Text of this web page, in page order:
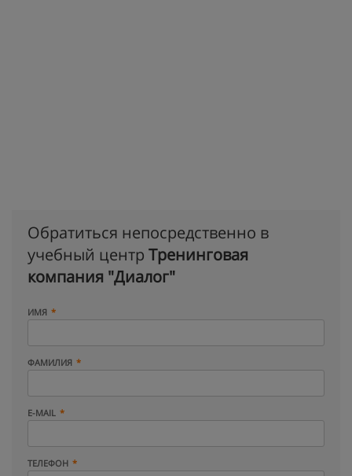
Обратиться непосредственно в
учебный центр Тренинговая
компания "Диалог"
ИМЯ
ФАМИЛИЯ
E-MAIL
ТЕЛЕФОН